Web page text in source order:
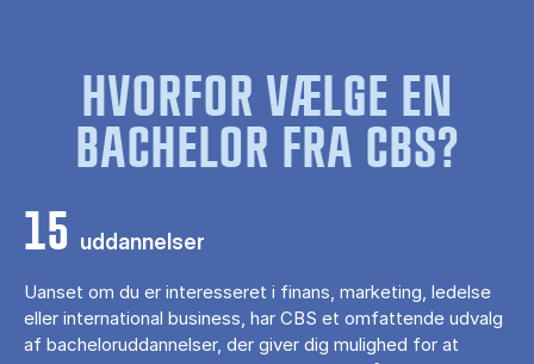
HVORFOR VÆLGE EN
BACHELOR FRA CBS?
15 uddannelser
Uanset om du er interesseret i finans, marketing, ledelse
eller international business, har CBS et omfattende udvalg
af bacheloruddannelser, der giver dig mulighed for at